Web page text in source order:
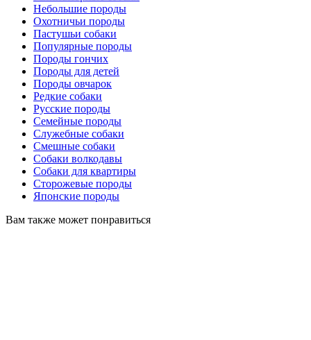
Небольшие породы
Охотничьи породы
Пастушьи собаки
Популярные породы
Породы гончих
Породы для детей
Породы овчарок
Редкие собаки
Русские породы
Семейные породы
Служебные собаки
Смешные собаки
Собаки волкодавы
Собаки для квартиры
Сторожевые породы
Японские породы
Вам также может понравиться